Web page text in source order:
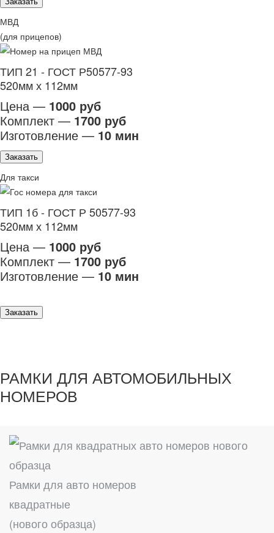
МВД
(для прицепов)
ТИП 21 - ГОСТ Р50577-93
520мм х 112мм
Цена — 1000 руб
Комплект — 1700 руб
Изготовление — 10 мин
Заказать
Для такси
ТИП 1б - ГОСТ Р 50577-93
520мм х 112мм
Цена — 1000 руб
Комплект — 1700 руб
Изготовление — 10 мин
Заказать
РАМКИ ДЛЯ АВТОМОБИЛЬНЫХ
НОМЕРОВ
Рамки для авто номеров
квадратные
(нового образца)